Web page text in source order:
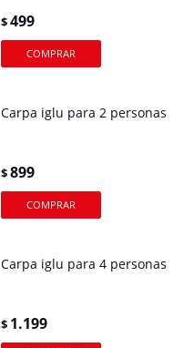
$499
Carpa iglu para 2 personas
$899
Carpa iglu para 4 personas
$ 1.199